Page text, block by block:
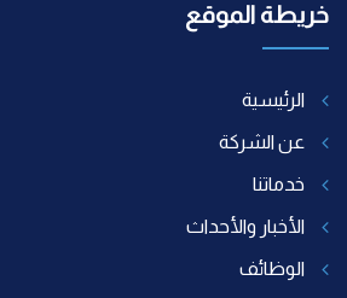
خريطة الموقع
الرئيسية
عن الشركة
خدماتنا
الأخبار والأحداث
الوظائف